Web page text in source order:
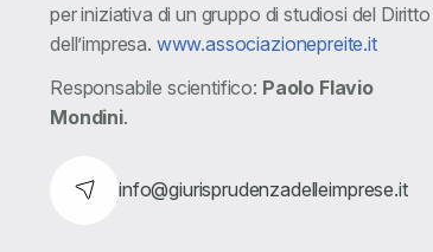
per iniziativa di un gruppo di studiosi del Diritto
dell’impresa. www.associazionepreite.it
Responsabile scientifico: Paolo Flavio
Mondini.
info@giurisprudenzadelleimprese.it